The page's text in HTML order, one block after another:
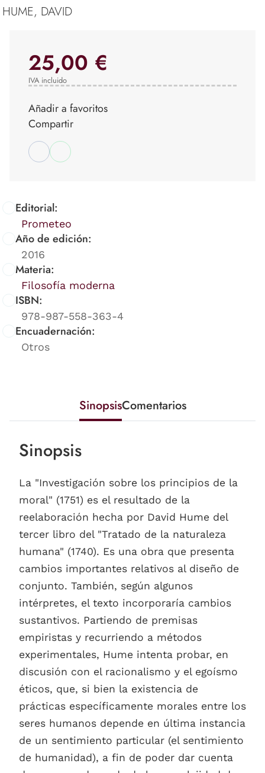
HUME, DAVID
Editorial:
Prometeo
Año de edición:
2016
Materia:
Filosofía moderna
ISBN:
978-987-558-363-4
Encuadernación:
Otros
25,00 €
IVA incluido
Añadir a favoritos
Compartir
SinopsisComentarios
Sinopsis
La "Investigación sobre los principios de la
moral" (1751) es el resultado de la
reelaboración hecha por David Hume del
tercer libro del "Tratado de la naturaleza
humana" (1740). Es una obra que presenta
cambios importantes relativos al diseño de
conjunto. También, según algunos
intérpretes, el texto incorporaría cambios
sustantivos. Partiendo de premisas
empiristas y recurriendo a métodos
experimentales, Hume intenta probar, en
discusión con el racionalismo y el egoísmo
éticos, que, si bien la existencia de
prácticas específicamente morales entre los
seres humanos depende en última instancia
de un sentimiento particular (el sentimiento
de humanidad), a fin de poder dar cuenta